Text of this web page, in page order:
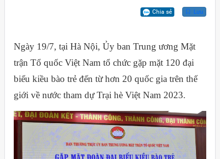
Chia sẻ Lưu
Ngày 19/7, tại Hà Nội, Ủy ban Trung ương Mặt
trận Tổ quốc Việt Nam tổ chức gặp mặt 120 đại
biểu kiều bào trẻ đến từ hơn 20 quốc gia trên thế
giới về nước tham dự Trại hè Việt Nam 2023.